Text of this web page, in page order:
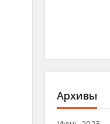
Архивы